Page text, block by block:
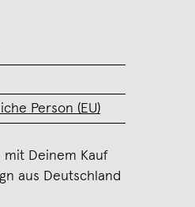
Person (EU)
mit Deinem Kauf
aus Deutschland